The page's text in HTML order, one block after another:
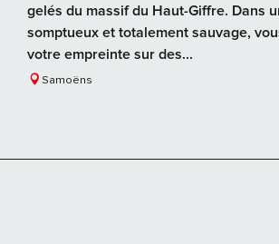
gelés du massif du Haut-Giffre. Dans
somptueux et totalement sauvage,
votre empreinte sur des...
Samoëns